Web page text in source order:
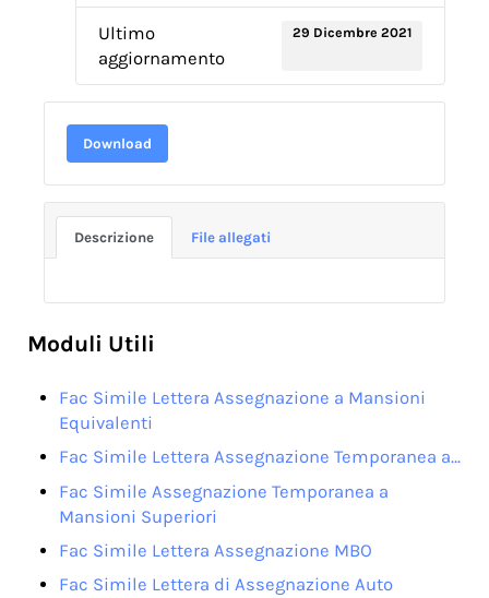
Ultimo
aggiornamento
29 Dicembre 2021
Download
Descrizione File allegati
Moduli Utili
Fac Simile Lettera Assegnazione a Mansioni
Equivalenti
Fac Simile Lettera Assegnazione Temporanea a…
Fac Simile Assegnazione Temporanea a
Mansioni Superiori
Fac Simile Lettera Assegnazione MBO
Fac Simile Lettera di Assegnazione Auto